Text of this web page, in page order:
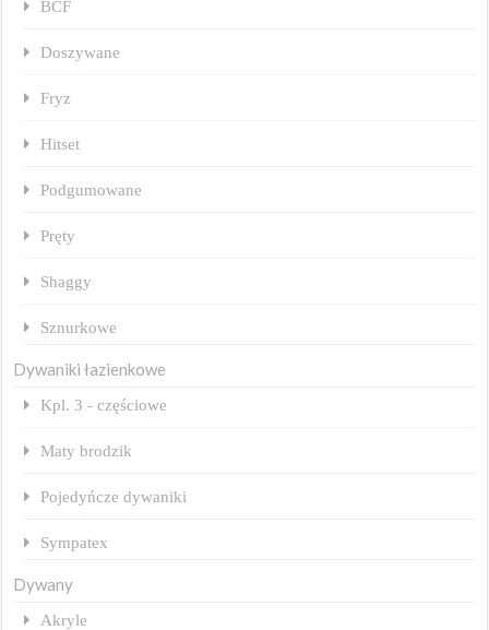
BCF
Doszywane
Fryz
Hitset
Podgumowane
Pręty
Shaggy
Sznurkowe
Dywaniki łazienkowe
Kpl. 3 - częściowe
Maty brodzik
Pojedyńcze dywaniki
Sympatex
Dywany
Akryle